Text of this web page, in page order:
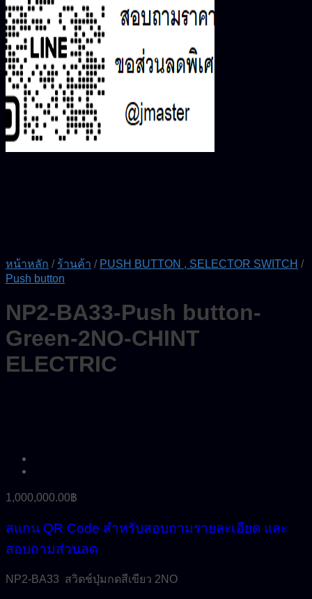
หน้าหลัก / ร้านค้า / PUSH BUTTON , SELECTOR SWITCH /
Push button
NP2-BA33-Push button-
Green-2NO-CHINT
ELECTRIC
1,000,000.00฿
สแกน QR Code สำหรับสอบถามรายละเอียด และ
สอบถามส่วนลด
NP2-BA33 สวิตช์ปุ่มกดสีเขียว 2NO